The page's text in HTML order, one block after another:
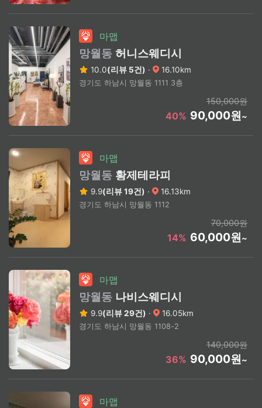
마맵
망월동 허니스웨디시
10.0(리뷰 5건) · 16.10km
경기도 하남시 망월동 1111 3층
150,000원
40% 90,000원~
마맵
망월동 황제테라피
9.9(리뷰 19건) · 16.13km
경기도 하남시 망월동 1112
70,000원
14% 60,000원~
마맵
망월동 나비스웨디시
9.9(리뷰 29건) · 16.05km
경기도 하남시 망월동 1108-2
140,000원
36% 90,000원~
마맵